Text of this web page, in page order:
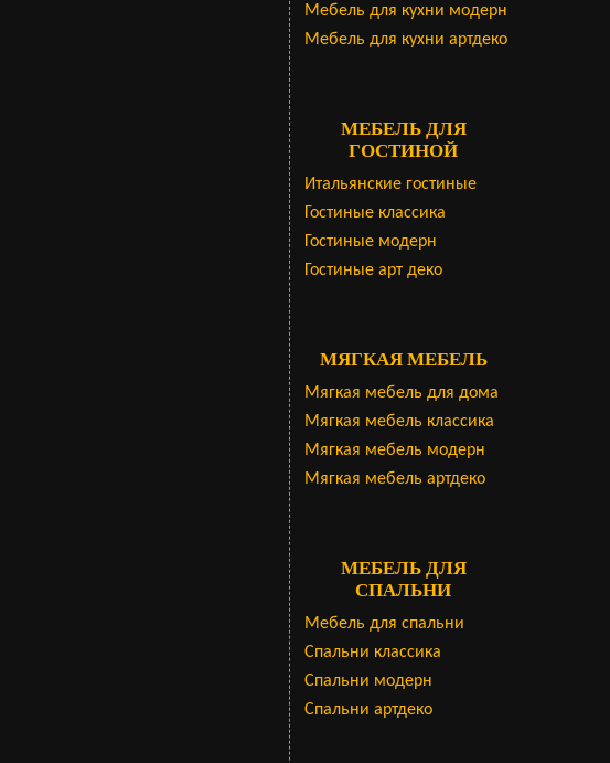
Мебель для кухни модерн
Мебель для кухни артдеко
МЕБЕЛЬ ДЛЯ
ГОСТИНОЙ
Итальянские гостиные
Гостиные классика
Гостиные модерн
Гостиные арт деко
МЯГКАЯ МЕБЕЛЬ
Мягкая мебель для дома
Мягкая мебель классика
Мягкая мебель модерн
Мягкая мебель артдеко
МЕБЕЛЬ ДЛЯ
СПАЛЬНИ
Мебель для спальни
Cпальни классика
Спальни модерн
Спальни артдеко